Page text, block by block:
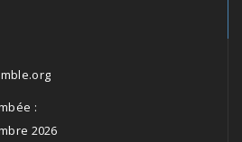
:
2026